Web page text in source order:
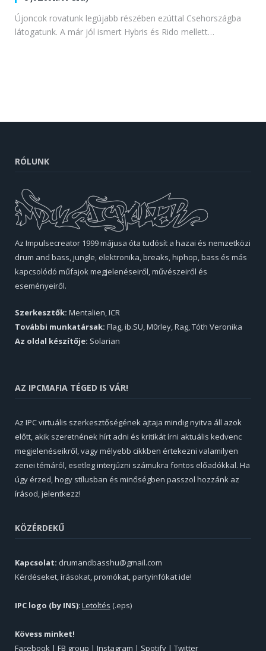
Újoncok rovatunk legújabb részében ezúttal Csehországba
látogatunk. A már jól ismert Hybris és Rido mellett…
RÓLUNK
Az Impulsecreator 1999 májusa óta tudósít a hazai és nemzetközi
drum and bass, jungle, elektronika, breaks, hiphop, bass és más
kapcsolódó műfajok megjelenéseiről, művészeiről és
eseményeiről.
Szerkesztők: Mentalien, ICR
További munkatársak: Flag, ib.SU, M0rley, Rag, Tóth Veronika
Az oldal készítője: Solarian
AZ IPCMAFIA TÉGED IS VÁR!
Az IPC virtuális szerkesztőségének ajtaja mindig nyitva áll azok
előtt, akik szeretnének hírt adni és kritikát írni aktuális kedvenc
megjelenéseikről, vagy mélyebb cikkben értekezni valamilyen
zenei témáról, esetleg interjúzni számukra fontos előadókkal. Ha
úgy érzed, hogy stílusban és minőségben passzol hozzánk az
írásod, jelentkezz!
KÖZÉRDEKŰ
Kapcsolat: drumandbasshu@gmail.com
Kérdéseket, írásokat, promókat, partyinfókat ide!
IPC logo (by INS): Letöltés (.eps)
Kövess minket!
Facebook | FB group | Instagram | Spotify | Twitter